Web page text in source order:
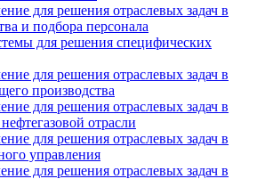
для решения отраслевых задач в
и подбора персонала
для решения специфических
для решения отраслевых задач в
производства
для решения отраслевых задач в
отрасли
для решения отраслевых задач в
управления
для решения отраслевых задач в